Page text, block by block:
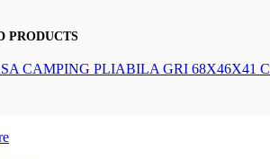
PRODUCTS
CAMPING PLIABILA GRI 68X46X41